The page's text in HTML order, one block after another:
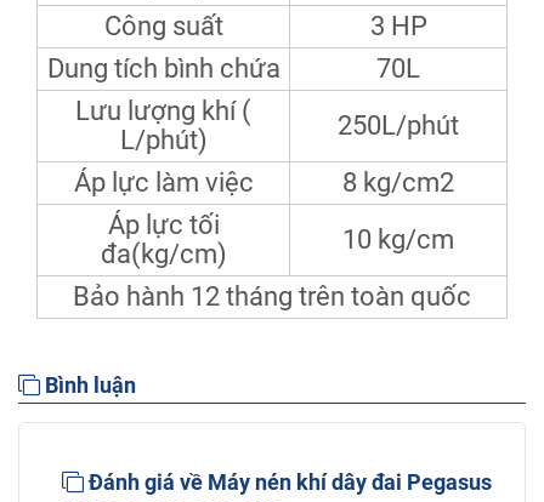
Công suất
3 HP
Dung tích bình chứa
70L
Lưu lượng khí (
L/phút)
250L/phút
Áp lực làm việc
8 kg/cm2
Áp lực tối
đa(kg/cm)
10 kg/cm
Bảo hành 12 tháng trên toàn quốc
Bình luận
Đánh giá về Máy nén khí dây đai Pegasus